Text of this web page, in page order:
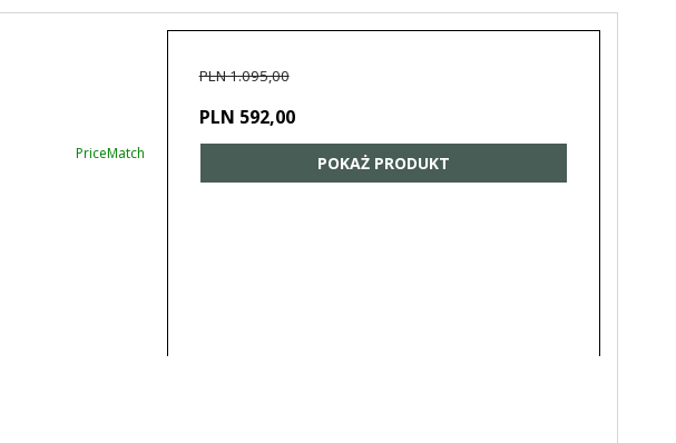
PriceMatch
PLN 1.095,00
PLN 592,00
POKAŻ PRODUKT